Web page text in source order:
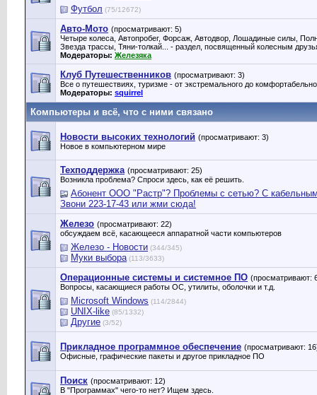
Футбол (75/12672)
Авто-Мото (просматривают: 5)
Четыре колеса, Автопробег, Форсаж, Автодвор, Лошадиные силы,
Звезда трассы, Тяни-толкай... - раздел, посвященный колесным
Модераторы: Железяка
Клуб Путешественников (просматривают: 3)
Все о путешествиях, туризме - от экстремального до
Модераторы: squirrel
Компьютеры и всё, что с ними связано
Новости высоких технологий (просматривают: 3)
Новое в компьютерном мире
Техподдержка (просматривают: 25)
Возникла проблема? Спроси здесь, как её решить.
Абонент ООО "Растр"? Проблемы с сетью? С
Звони 223-17-43 или жми сюда!
Железо (просматривают: 22)
обсуждаем всё, касающееся аппаратной части компьютеров
Железо - Новости (344/345)
Муки выбора (113/3633)
Операционные системы и системное ПО (просматривают:
Вопросы, касающиеся работы ОС, утилиты, оболочки и т.д.
Microsoft Windows (114/2844)
UNIX-like (85/1332)
Другие (3/52)
Прикладное программное обеспечение (просматривают:
Офисные, графические пакеты и другое прикладное ПО
Поиск (просматривают: 12)
В "Программах" чего-то нет? Ищем здесь.